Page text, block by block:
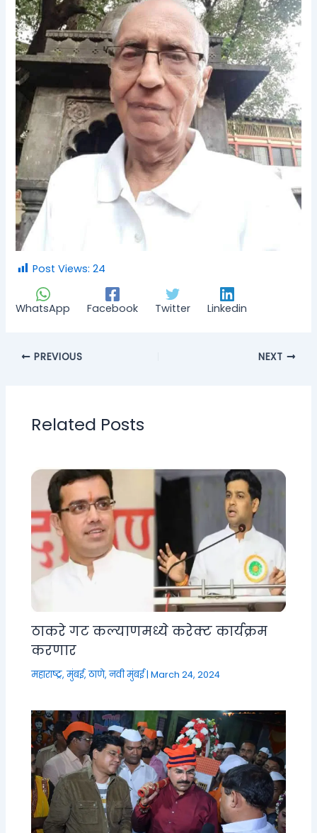
Post Views: 24
WhatsApp Facebook Twitter Linkedin
PREVIOUS NEXT
Related Posts
ठाकरे गट कल्याणमध्ये करेक्ट कार्यक्रम
करणार
महाराष्ट्र,मुंबई, ठाणे, नवी मुंबई|March 24, 2024